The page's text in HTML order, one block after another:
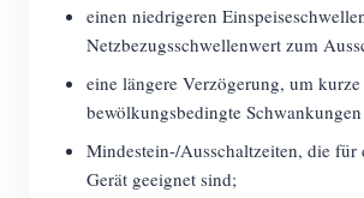
einen niedrigeren
Netzbezugsschwellenwert zum
eine längere Verzögerung, um kurze
bewölkungsbedingte
Mindestein-/Ausschaltzeiten, die für
Gerät geeignet sind;